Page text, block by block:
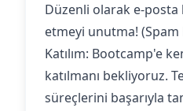
Düzenli olarak e-
etmeyi unutma!
Katılım: Bootcamp'e
katılmanı bekliyoruz.
süreçlerini başarıyla